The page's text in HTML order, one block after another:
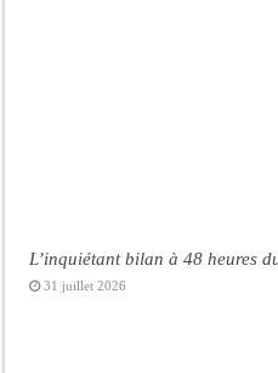
L’inquiétant bilan à 48 heures
31 juillet 2026